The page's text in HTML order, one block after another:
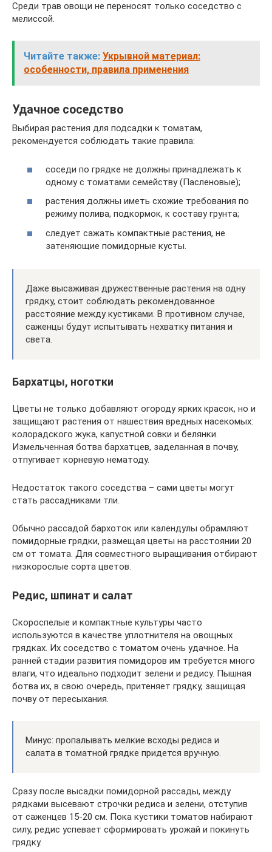
Среди трав овощи не переносят только соседство с
мелиссой.
Читайте также: Укрывной материал:
особенности, правила применения
Удачное соседство
Выбирая растения для подсадки к томатам,
рекомендуется соблюдать такие правила:
соседи по грядке не должны принадлежать к
одному с томатами семейству (Пасленовые);
растения должны иметь схожие требования по
режиму полива, подкормок, к составу грунта;
следует сажать компактные растения, не
затеняющие помидорные кусты.
Даже высаживая дружественные растения на одну
грядку, стоит соблюдать рекомендованное
расстояние между кустиками. В противном случае,
саженцы будут испытывать нехватку питания и
света.
Бархатцы, ноготки
Цветы не только добавляют огороду ярких красок, но и
защищают растения от нашествия вредных насекомых:
колорадского жука, капустной совки и белянки.
Измельченная ботва бархатцев, заделанная в почву,
отпугивает корневую нематоду.
Недостаток такого соседства – сами цветы могут
стать рассадниками тли.
Обычно рассадой бархоток или календулы обрамляют
помидорные грядки, размещая цветы на расстоянии 20
см от томата. Для совместного выращивания отбирают
низкорослые сорта цветов.
Редис, шпинат и салат
Скороспелые и компактные культуры часто
используются в качестве уплотнителя на овощных
грядках. Их соседство с томатом очень удачное. На
ранней стадии развития помидоров им требуется много
влаги, что идеально подходит зелени и редису. Пышная
ботва их, в свою очередь, притеняет грядку, защищая
почву от пересыхания.
Минус: пропалывать мелкие всходы редиса и
салата в томатной грядке придется вручную.
Сразу после высадки помидорной рассады, между
рядками высевают строчки редиса и зелени, отступив
от саженцев 15-20 см. Пока кустики томатов набирают
силу, редис успевает сформировать урожай и покинуть
грядку.